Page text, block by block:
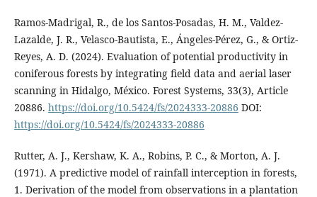
Ramos-Madrigal, R., de los Santos-Posadas, H. M., Valdez-
Lazalde, J. R., Velasco-Bautista, E., Ángeles-Pérez, G., & Ortiz-
Reyes, A. D. (2024). Evaluation of potential productivity in
coniferous forests by integrating field data and aerial laser
scanning in Hidalgo, México. Forest Systems, 33(3), Article
20886. https://doi.org/10.5424/fs/2024333-20886 DOI:
https://doi.org/10.5424/fs/2024333-20886
Rutter, A. J., Kershaw, K. A., Robins, P. C., & Morton, A. J.
(1971). A predictive model of rainfall interception in forests,
1. Derivation of the model from observations in a plantation